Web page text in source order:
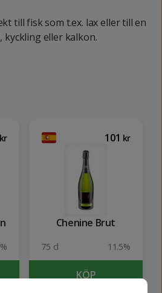
till fisk som t.ex. lax eller till en
kyckling eller kalkon.
kr 101 kr
Chenine Brut
75 cl 11.5%
KÖP